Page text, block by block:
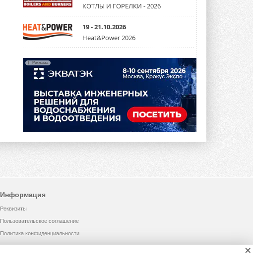
КОТЛЫ И ГОРЕЛКИ - 2026
19 - 21.10.2026
Heat&Power 2026
Реклама
Информация
Реквизиты
Пользовательское соглашение
Политика конфиденциальности
×